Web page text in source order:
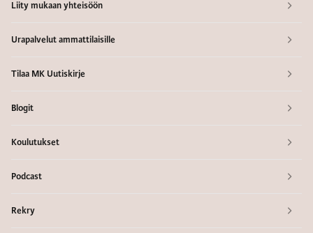
Liity mukaan yhteisöön
Urapalvelut ammattilaisille
Tilaa MK Uutiskirje
Blogit
Koulutukset
Podcast
Rekry